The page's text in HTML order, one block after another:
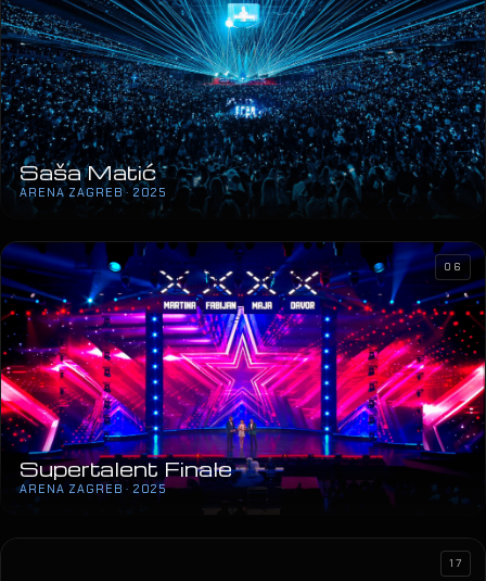
Saša Matić
ARENA ZAGREB · 2025
Supertalent Finale
ARENA ZAGREB · 2025
06
17